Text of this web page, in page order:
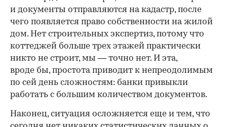
и документы отправляются на кадастр, после
чего появляется право собственности на жилой
дом. Нет строительных экспертиз, потому что
коттеджей больше трех этажей практически
никто не строит, мы — точно нет. И эта,
вроде бы, простота приводит к непреодолимым
по сей день сложностям: банки привыкли
работать с большим количеством документов.
Наконец, ситуация осложняется еще и тем, что